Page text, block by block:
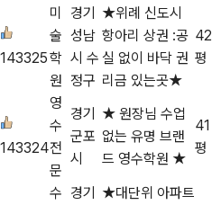
143325
미
술
학
원
경기
성남
시 수
정구
★위례 신도시
항아리 상권 :공
실 없이 바닥 권
리금 있는곳★
42
평
143324
영
수
전
문
경기
군포
시
★ 원장님 수업
없는 유명 브랜
드 영수학원 ★
41
평
수 경기
★대단위 아파트